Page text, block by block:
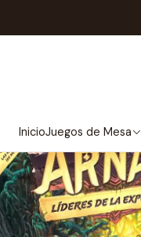
InicioJuegos de Mesa